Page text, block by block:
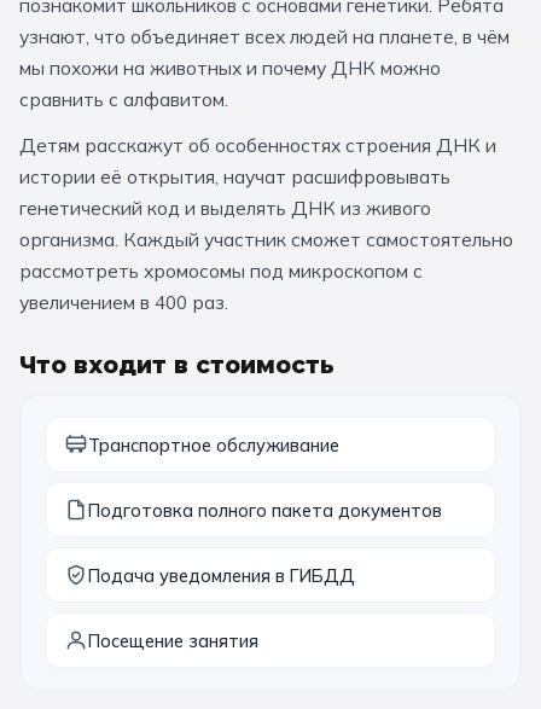
Усадьбы и заповедники Экологические
Квесты
🎓 ПО КЛАССАМ
Все классы
5 класс
11 класс
📚 ПО ПРЕДМЕТАМ
Великий Новгород
Рязань Мурманск Волгоград
познакомит школьников с основами генетики. Ребята
узнают, что объединяет всех людей на планете, в чём
мы похожи на животных и почему ДНК можно
сравнить с алфавитом.
Детям расскажут об особенностях строения ДНК и
истории её открытия, научат расшифровывать
генетический код и выделять ДНК из живого
организма. Каждый участник сможет самостоятельно
рассмотреть хромосомы под микроскопом с
увеличением в 400 раз.
Что входит в стоимость
Транспортное обслуживание
Подготовка полного пакета документов
Подача уведомления в ГИБДД
Посещение занятия